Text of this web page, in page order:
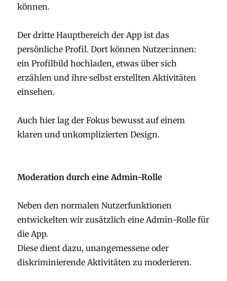
können.
Der dritte Hauptbereich der App ist das
persönliche Profil. Dort können Nutzer:innen:
ein Profilbild hochladen, etwas über sich
erzählen und ihre selbst erstellten Aktivitäten
einsehen.
Auch hier lag der Fokus bewusst auf einem
klaren und unkomplizierten Design.
Moderation durch eine Admin-Rolle
Neben den normalen Nutzerfunktionen
entwickelten wir zusätzlich eine Admin-Rolle für
die App.
Diese dient dazu, unangemessene oder
diskriminierende Aktivitäten zu moderieren.